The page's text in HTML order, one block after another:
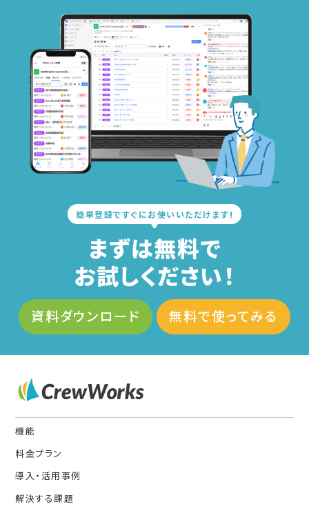
簡単登録ですぐにお使いいただけます!
まずは無料で
お試しください！
資料ダウンロード 無料で使ってみる
機能
料金プラン
導入・活用事例
解決する課題